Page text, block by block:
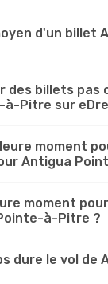
d'un billet
des billets pas
Pitre sur
moment
Antigua
moment
à-Pitre ?
dure le vol de